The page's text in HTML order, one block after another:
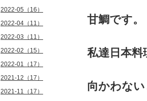
甘鯛です。
私達日本
向かわな
2022-05（16）
2022-04（11）
2022-03（11）
2022-02（15）
2022-01（17）
2021-12（17）
2021-11（17）